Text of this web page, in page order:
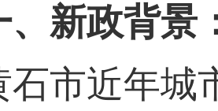
、新政背景
石市近年城